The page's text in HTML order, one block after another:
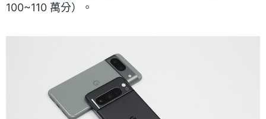
100~110 萬分）。